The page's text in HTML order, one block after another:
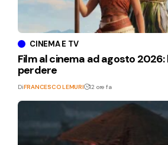
CINEMA E TV
Film al cinema ad agosto
perdere
DiFRANCESCO LEMURI 12 ore fa